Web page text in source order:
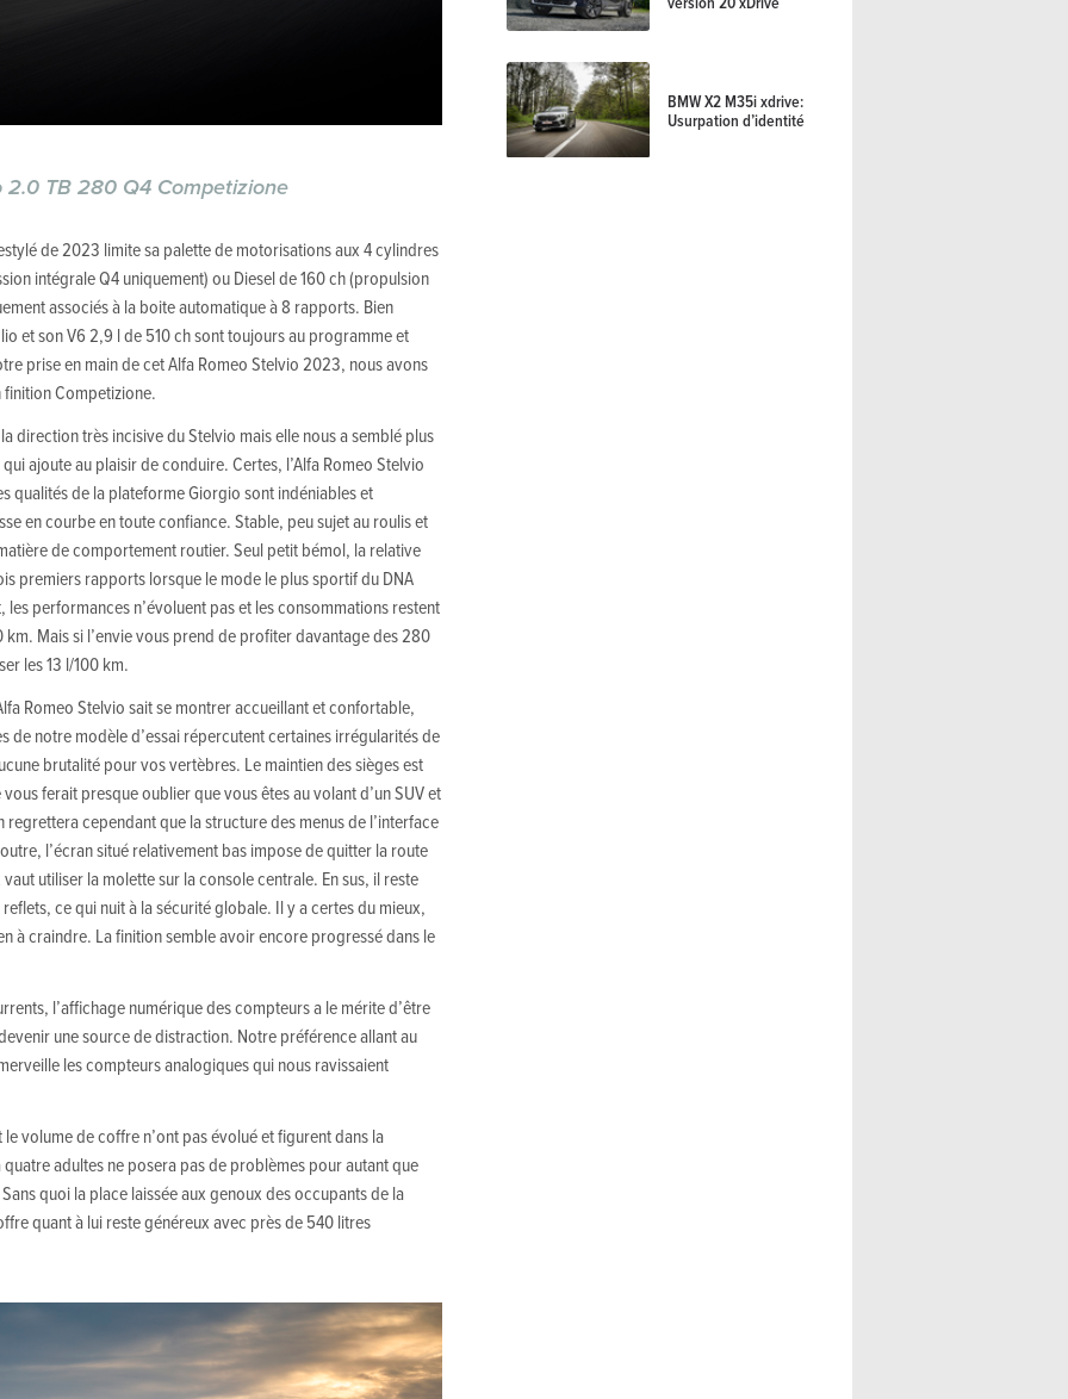
2.0 TB 280 Q4 Competizione
de 2023 limite sa palette de motorisations aux 4 cylindres
intégrale Q4 uniquement) ou Diesel de 160 ch (propulsion
associés à la boite automatique à 8 rapports. Bien
et son V6 2,9 l de 510 ch sont toujours au programme et
prise en main de cet Alfa Romeo Stelvio 2023, nous avons
Competizione.
direction très incisive du Stelvio mais elle nous a semblé plus
ajoute au plaisir de conduire. Certes, l’Alfa Romeo Stelvio
qualités de la plateforme Giorgio sont indéniables et
en courbe en toute confiance. Stable, peu sujet au roulis et
de comportement routier. Seul petit bémol, la relative
premiers rapports lorsque le mode le plus sportif du DNA
performances n’évoluent pas et les consommations restent
Mais si l’envie vous prend de profiter davantage des 280
les 13 l/100 km.
Romeo Stelvio sait se montrer accueillant et confortable,
de notre modèle d’essai répercutent certaines irrégularités de
brutalité pour vos vertèbres. Le maintien des sièges est
ferait presque oublier que vous êtes au volant d’un SUV et
cependant que la structure des menus de l’interface
l’écran situé relativement bas impose de quitter la route
utiliser la molette sur la console centrale. En sus, il reste
ce qui nuit à la sécurité globale. Il y a certes du mieux,
à craindre. La finition semble avoir encore progressé dans le
l’affichage numérique des compteurs a le mérite d’être
une source de distraction. Notre préférence allant au
les compteurs analogiques qui nous ravissaient
volume de coffre n’ont pas évolué et figurent dans la
adultes ne posera pas de problèmes pour autant que
quoi la place laissée aux genoux des occupants de la
quant à lui reste généreux avec près de 540 litres
BMW X2 M35i xdrive:
Usurpation d’identité